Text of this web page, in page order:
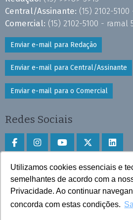
Utilizamos cookies essenciais e
semelhantes de acordo com a
Privacidade. Ao continuar
concorda com estas condições.
Central/Assinante: (15) 2102-
Comercial: (15) 2102-5100 - ramal
Enviar e-mail para Redação
Enviar e-mail para Central/Assinante
Enviar e-mail para o Comercial
Redes Sociais
Faça download do aplicativo
Play Store e App Store